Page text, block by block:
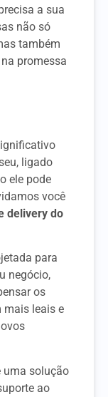
a sua
não só
também
promessa
ligado
ele pode
você
delivery do
para
negócio,
os
mais leais e
uma solução
ao